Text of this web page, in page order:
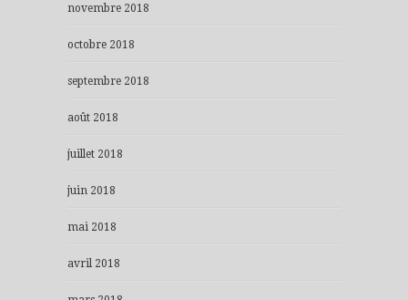
novembre 2018
octobre 2018
septembre 2018
août 2018
juillet 2018
juin 2018
mai 2018
avril 2018